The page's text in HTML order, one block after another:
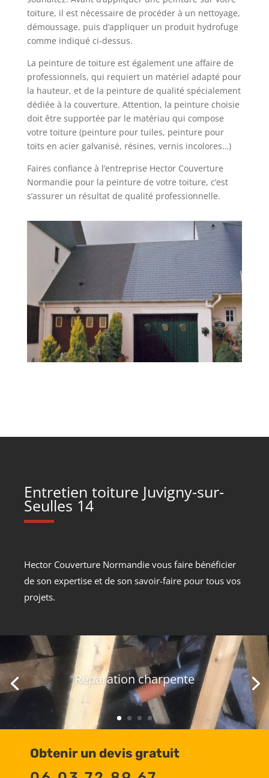
toiture, il est nécessaire de procéder à un nettoyage,
démoussage, puis d’appliquer un produit hydrofuge
comme indiqué ci-dessus.
La peinture de toiture est également une affaire de
professionnels, qui requiert un matériel adapté pour
la hauteur, et de la peinture de qualité spécialement
dédiée à la couverture. Attention, la peinture choisie
doit être supportée par le matériau qui compose
votre toiture (peinture pour tuiles, peinture pour
toits en acier galvanisé, résines, vernis incolores…)
Faires confiance à l’entreprise Hector Couverture
Normandie pour la peinture de votre toiture, c’est
s’assurer un résultat de qualité professionnelle.
Entretien toiture Juvigny-sur-
Seulles 14
Hector Couverture Normandie vous faire bénéficier
de son expertise et de son savoir-faire pour tous vos
projets.
Réparation charpente
Obtenir un devis gratuit